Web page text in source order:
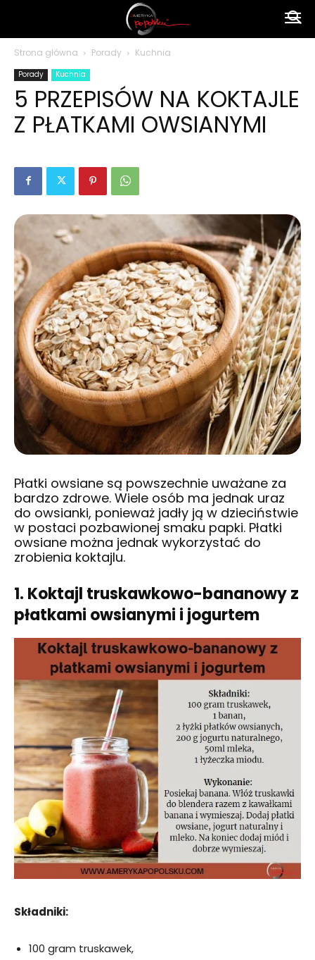
Strona główna Porady Kuchnia
Porady Kuchnia
5 PRZEPISÓW NA KOKTAJLE
Z PŁATKAMI OWSIANYMI
Płatki owsiane są powszechnie uważane za
bardzo zdrowe. Wiele osób ma jednak uraz
do owsianki, ponieważ jadły ją w dzieciństwie
w postaci pozbawionej smaku papki. Płatki
owsiane można jednak wykorzystać do
zrobienia koktajlu.
1. Koktajl truskawkowo-bananowy z
płatkami owsianymi i jogurtem
Składniki:
100 gram truskawek,